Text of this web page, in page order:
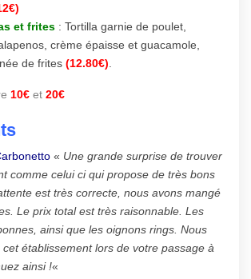
et frites : Tortilla garnie de poulet,
crème épaisse et guacamole,
de frites (12.80€)
10€ et 20€
« Une grande surprise de trouver
comme celui ci qui propose de très bons
est très correcte, nous avons mangé
Le prix total est très raisonnable. Les
ainsi que les oignons rings. Nous
établissement lors de votre passage à
ainsi !«